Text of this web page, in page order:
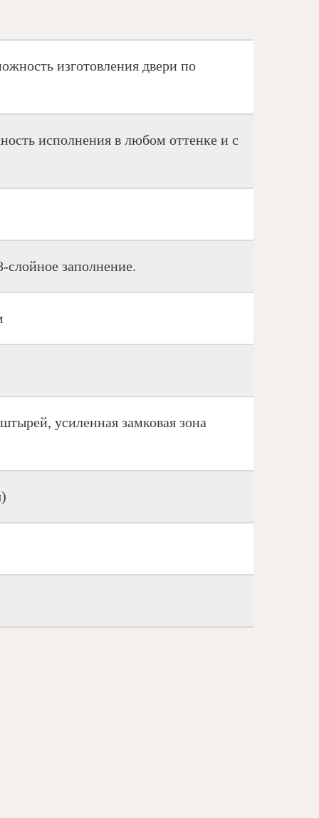
изготовления двери по
исполнения в любом оттенке и с
слойное заполнение.
усиленная замковая зона